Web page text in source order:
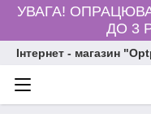
УВАГА!
ДО 3
Інтернет - магазин